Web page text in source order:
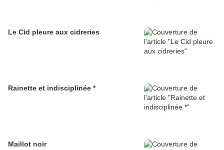
Le Cid pleure aux cidreries
Rainette et indisciplinée *
Maillot noir